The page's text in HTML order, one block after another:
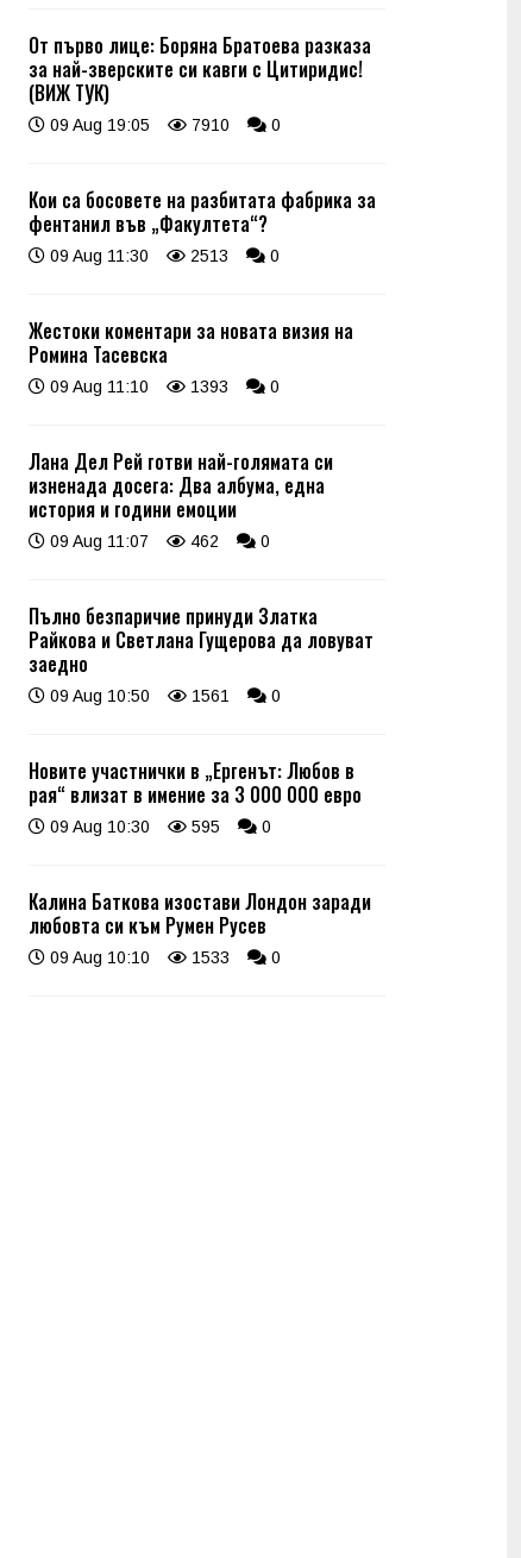
От първо лице: Боряна Братоева разказа
за най-зверските си кавги с Цитиридис!
(ВИЖ ТУК)
09 Aug 19:05 7910 0
Кои са босовете на разбитата фабрика за
фентанил във „Факултета“?
09 Aug 11:30 2513 0
Жестоки коментари за новата визия на
Ромина Тасевска
09 Aug 11:10 1393 0
Лана Дел Рей готви най-голямата си
изненада досега: Два албума, една
история и години емоции
09 Aug 11:07 462 0
Пълно безпаричие принуди Златка
Райкова и Светлана Гущерова да ловуват
заедно
09 Aug 10:50 1561 0
Новите участнички в „Ергенът: Любов в
рая“ влизат в имение за 3 000 000 евро
09 Aug 10:30 595 0
Калина Баткова изостави Лондон заради
любовта си към Румен Русев
09 Aug 10:10 1533 0